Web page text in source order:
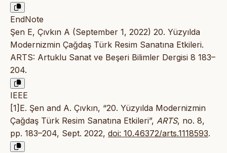
EndNote
Şen E, Çıvkın A (September 1, 2022) 20. Yüzyılda
Modernizmin Çağdaş Türk Resim Sanatına Etkileri.
ARTS: Artuklu Sanat ve Beşeri Bilimler Dergisi 8 183–
204.
IEEE
[1]E. Şen and A. Çıvkın, “20. Yüzyılda Modernizmin
Çağdaş Türk Resim Sanatına Etkileri”, ARTS, no. 8,
pp. 183–204, Sept. 2022, doi: 10.46372/arts.1118593.